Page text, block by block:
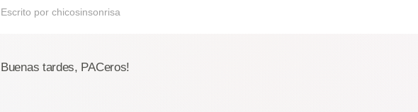
Escrito por chicosinsonrisa
Buenas tardes, PACeros!